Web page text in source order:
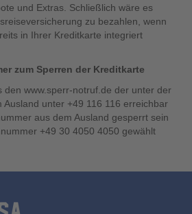
und Extras. Schließlich wäre es
zu bezahlen, wenn
in Ihrer Kreditkarte integriert
zum Sperren der Kreditkarte
den www.sperr-notruf.de der unter der
Ausland unter +49 116 116 erreichbar
aus dem Ausland gesperrt sein
+49 30 4050 4050 gewählt